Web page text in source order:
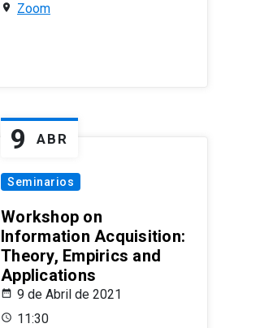
Zoom
9 ABR
Seminarios
Workshop on
Information Acquisition:
Theory, Empirics and
Applications
9 de Abril de 2021
11:30